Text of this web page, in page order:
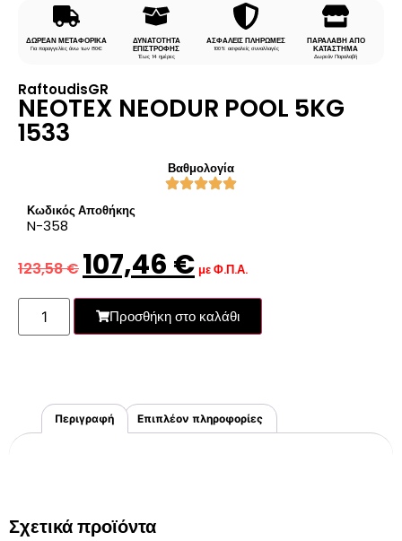
ΔΩΡΕΑΝ ΜΕΤΑΦΟΡΙΚΑ
Για παραγγελίες άνω των 80€
ΔΥΝΑΤΟΤΗΤΑ
ΕΠΙΣΤΡΟΦΗΣ
Έως 14 ημέρες
ΑΣΦΑΛΕΙΣ ΠΛΗΡΩΜΕΣ
100% ασφαλείς συναλλαγές
ΠΑΡΑΛΑΒΗ ΑΠΟ
ΚΑΤΑΣΤΗΜΑ
Δωρεάν Παραλαβή
RaftoudisGR
NEOTEX NEODUR POOL 5KG
1533
Βαθμολογία
Κωδικός Αποθήκης
N-358
123,58€ 107,46 € με Φ.Π.Α.
Προσθήκη στο καλάθι
Περιγραφή Επιπλέον πληροφορίες
Σχετικά προϊόντα